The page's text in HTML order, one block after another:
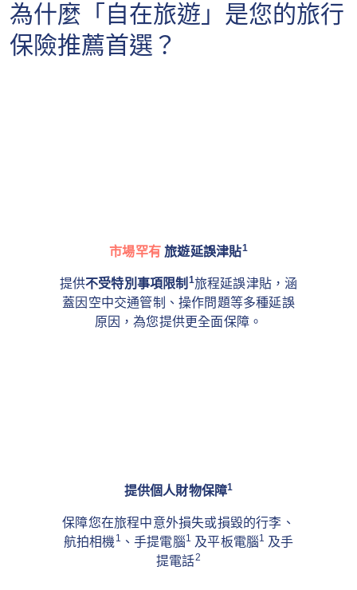
為什麼「自在旅遊」是您的旅行
保險推薦首選？
市場罕有旅遊延誤津貼1
提供不受特別事項限制 1旅程延誤津貼，涵
蓋因空中交通管制、操作問題等多種延誤
原因，為您提供更全面保障。
提供個人財物保障1
保障您在旅程中意外損失或損毀的行李、
航拍相機 1 、手提電腦1 及平板電腦1 及手
提電話2